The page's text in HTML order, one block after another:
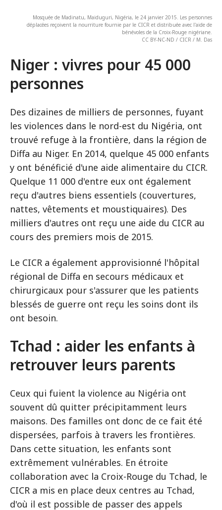
Mosquée de Madinatu, Maiduguri, Nigéria, le 24 janvier 2015. Les personnes
déplacées reçoivent la nourriture fournie par le CICR et distribuée avec l'aide de
bénévoles de la Croix-Rouge nigériane.
CC BY-NC-ND / CICR / M. Das
Niger : vivres pour 45 000
personnes
Des dizaines de milliers de personnes, fuyant
les violences dans le nord-est du Nigéria, ont
trouvé refuge à la frontière, dans la région de
Diffa au Niger. En 2014, quelque 45 000 enfants
y ont bénéficié d'une aide alimentaire du CICR.
Quelque 11 000 d'entre eux ont également
reçu d'autres biens essentiels (couvertures,
nattes, vêtements et moustiquaires). Des
milliers d'autres ont reçu une aide du CICR au
cours des premiers mois de 2015.
Le CICR a également approvisionné l'hôpital
régional de Diffa en secours médicaux et
chirurgicaux pour s'assurer que les patients
blessés de guerre ont reçu les soins dont ils
ont besoin.
Tchad : aider les enfants à
retrouver leurs parents
Ceux qui fuient la violence au Nigéria ont
souvent dû quitter précipitamment leurs
maisons. Des familles ont donc de ce fait été
dispersées, parfois à travers les frontières.
Dans cette situation, les enfants sont
extrêmement vulnérables. En étroite
collaboration avec la Croix-Rouge du Tchad, le
CICR a mis en place deux centres au Tchad,
d'où il est possible de passer des appels